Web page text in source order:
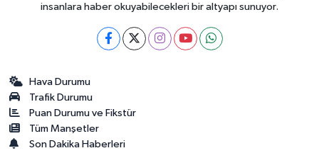
insanlara haber okuyabilecekleri bir altyapı sunuyor.
Hava Durumu
Trafik Durumu
Puan Durumu ve Fikstür
Tüm Manşetler
Son Dakika Haberleri